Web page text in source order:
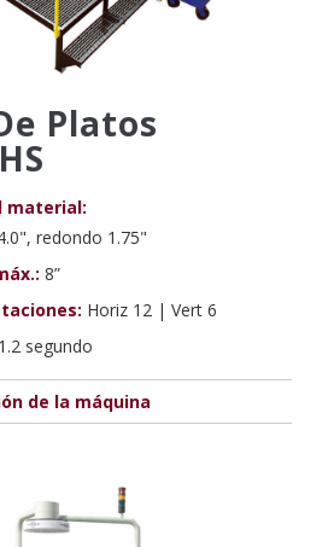
Platos
material:
redondo 1.75"
8”
Horiz 12 | Vert 6
1.2 segundo
de la máquina